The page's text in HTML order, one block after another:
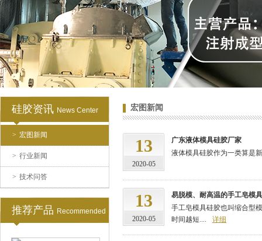
硅胶资讯 News Center
> 宏图新闻
> 行业新闻
> 技术问答
推荐产品 Recommended
眼镜鼻托专用注射硅胶
涂布硅胶
宏图新闻
13
2020-05
广东液体模具硅胶厂家
液体模具硅胶作为一类算是
13
2020-05
易脱模、耐高温的手工皂模
手工皂模具硅胶也叫缩合型
时间越短....
详细